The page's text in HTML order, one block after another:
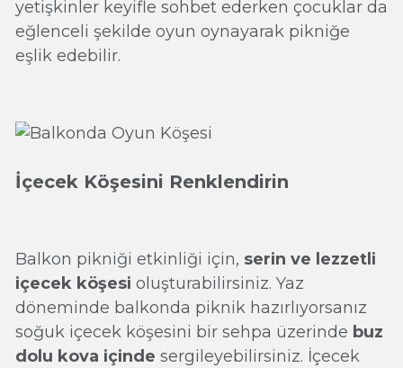
yetişkinler keyifle sohbet ederken çocuklar da
eğlenceli şekilde oyun oynayarak pikniğe
eşlik edebilir.
İçecek Köşesini Renklendirin
Balkon pikniği etkinliği için, serin ve lezzetli
içecek köşesi oluşturabilirsiniz. Yaz
döneminde balkonda piknik hazırlıyorsanız
soğuk içecek köşesini bir sehpa üzerinde buz
dolu kova içinde sergileyebilirsiniz. İçecek